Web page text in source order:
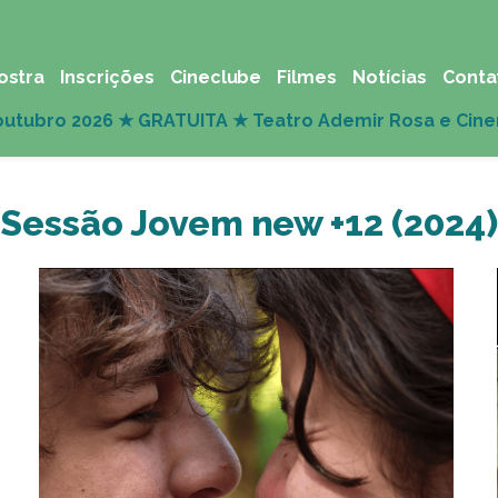
Inscrições Cineclube Filmes Notícias
Sessão Jovem new +12 (2024)